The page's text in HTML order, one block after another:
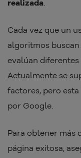
realizada.
Cada vez que un
algoritmos
evalúan
Actualmente se
factores, pero
por Google.
Para obtener más
página exitosa,